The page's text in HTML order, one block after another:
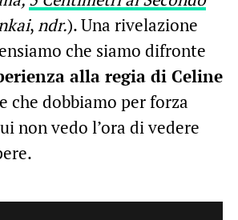
, ndr.). Una rivelazione
che siamo difronte
alla regia di Celine
che dobbiamo per forza
non vedo l’ora di vedere